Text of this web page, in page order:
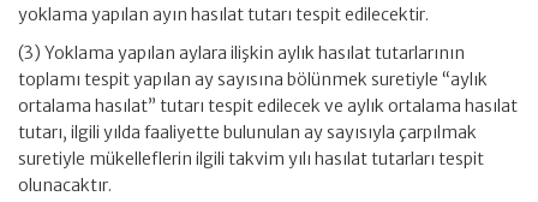
yoklama yapılan ayın hasılat tutarı tespit edilecektir.
(3) Yoklama yapılan aylara ilişkin aylık hasılat tutarlarının
toplamı tespit yapılan ay sayısına bölünmek suretiyle “aylık
ortalama hasılat” tutarı tespit edilecek ve aylık ortalama hasılat
tutarı, ilgili yılda faaliyette bulunulan ay sayısıyla çarpılmak
suretiyle mükelleflerin ilgili takvim yılı hasılat tutarları tespit
olunacaktır.